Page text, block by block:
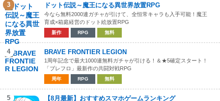
3 ドット伝説～魔王になる異世界放置RPG
今なら無料2000連ガチャが引けて、全恒常キャラも入手可能！魔王
育成×箱庭経営のドット絵放置RPG
新作 RPG 無料
4 BRAVE FRONTIER LEGION
1周年記念で最大1000連無料ガチャが引ける！＆★5確定スタート！
「ブレフロ」最新作の共闘対戦RPG
周年 RPG 無料
5 【8月最新】おすすめスマホゲームランキング